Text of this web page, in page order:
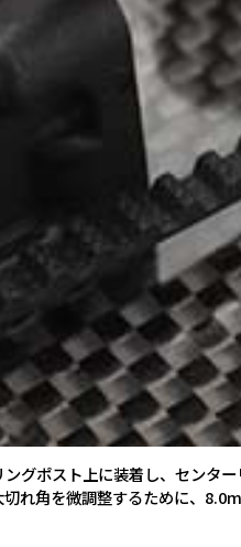
ングポスト上に装着し、センタ
切れ角を微調整するために、